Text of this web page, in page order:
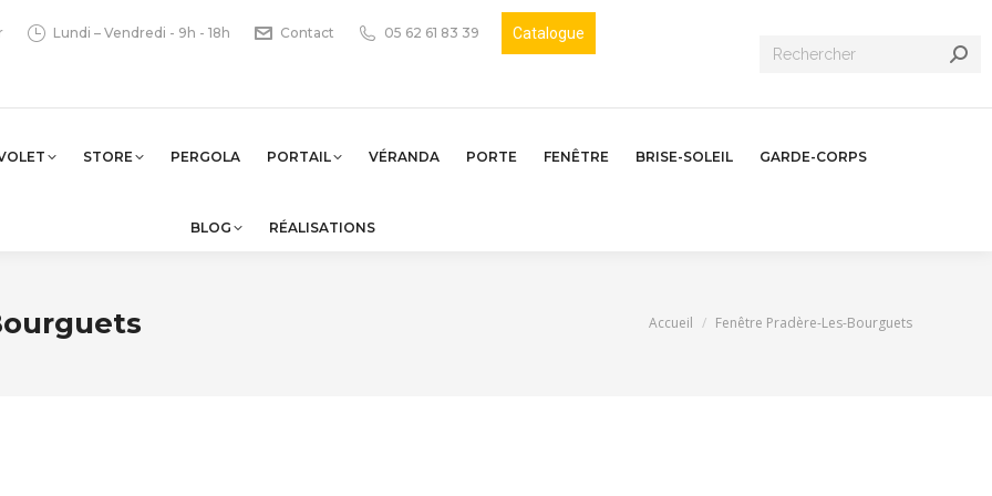
Lundi – Vendredi - 9h - 18h Contact 05 62 61 83 39 Catalogue
Recherche
STORE PERGOLA PORTAIL VÉRANDA PORTE FENÊTRE BRISE-SOLEIL GARDE-CORPS
BLOG RÉALISATIONS
Vous êtes ici :
Accueil Fenêtre Pradère-Les-Bourguets